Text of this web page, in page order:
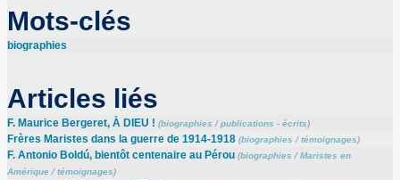
Mots-clés
biographies
Articles liés
F. Maurice Bergeret, À DIEU ! (biographies /publications - écrits)
Frères Maristes dans la guerre de 1914-1918 (biographies /témoignages)
F. Antonio Boldú, bientôt centenaire au Pérou (biographies /Maristes en
Amérique/témoignages)